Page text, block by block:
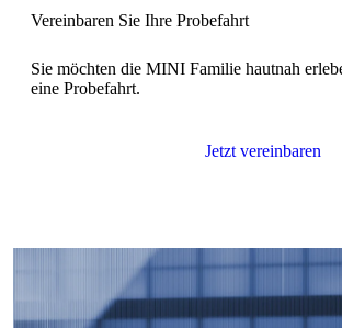
Sie möchten die MINI Familie hautnah
eine Probefahrt.